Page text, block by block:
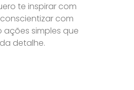
te inspirar com
com
ações simples que
detalhe.